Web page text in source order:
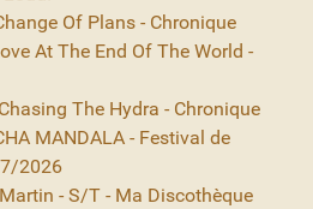
Of Plans - Chronique
At The End Of The World -
The Hydra - Chronique
MANDALA - Festival de
2026
Martin - S/T - Ma Discothèque